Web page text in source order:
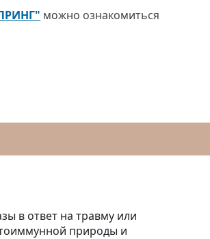
можно ознакомиться
в ответ на травму или
природы и